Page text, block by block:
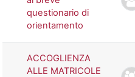
questionario di
orientamento
ACCOGLIENZA
ALLE MATRICOLE